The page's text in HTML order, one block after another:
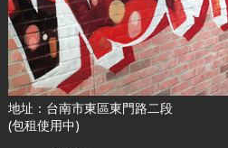
地址：台南市東區東門路二段
(包租使用中)